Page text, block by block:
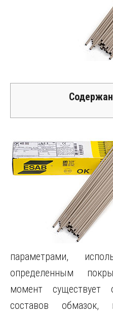
параметрами,
определенным
момент существует
составов обмазок,